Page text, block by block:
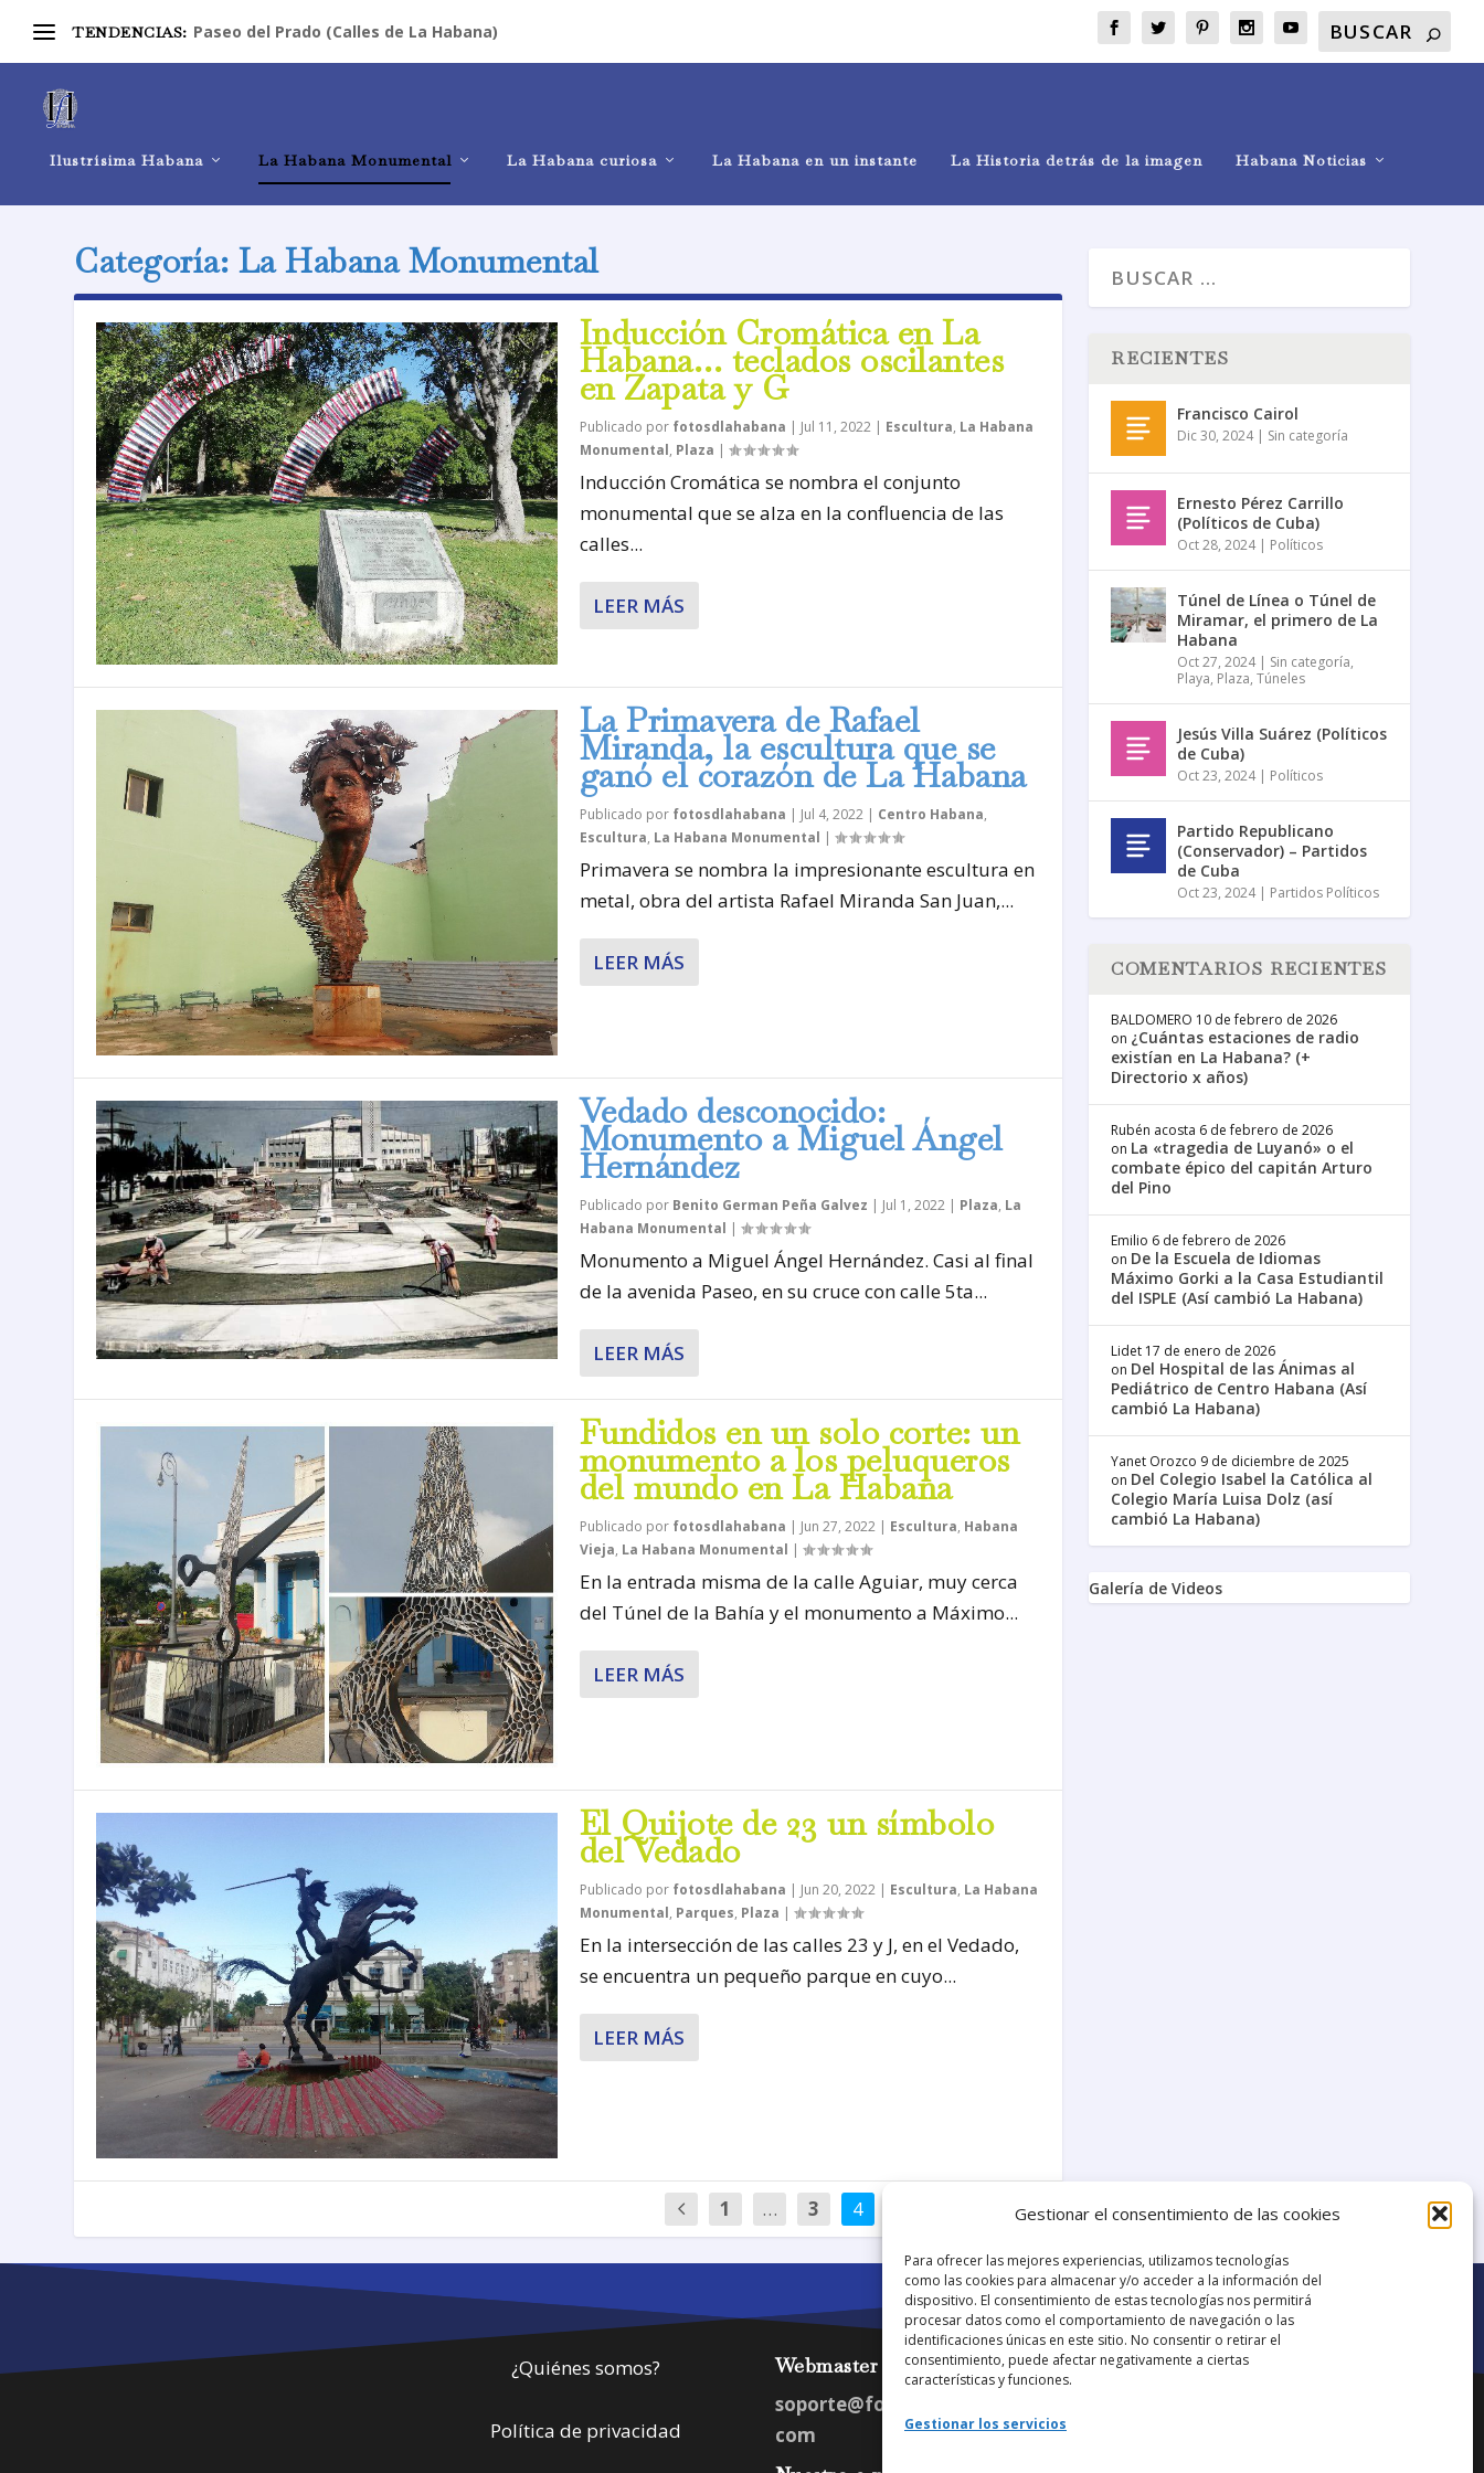
Gestionar el consentimiento de las cookies
Para ofrecer las mejores experiencias, utilizamos tecnologías
como las cookies para almacenar y/o acceder a la información del
dispositivo. El consentimiento de estas tecnologías nos permitirá
procesar datos como el comportamiento de navegación o las
identificaciones únicas en este sitio. No consentir o retirar el
consentimiento, puede afectar negativamente a ciertas
características y funciones.
Gestionar los servicios
TENDENCIAS: Paseo del Prado (Calles de La Habana)
Ilustrísima Habana La Habana Monumental La Habana curiosa La Habana en un instante La Historia detrás de la imagen Habana Noticias
Categoría: La Habana Monumental
Inducción Cromática en La
Habana… teclados oscilantes
en Zapata y G
Publicado por fotosdlahabana | Jul 11, 2022| Escultura, La Habana
Monumental, Plaza |
Inducción Cromática se nombra el conjunto
monumental que se alza en la confluencia de las
calles...
LEER MÁS
La Primavera de Rafael
Miranda, la escultura que se
ganó el corazón de La Habana
Publicado por fotosdlahabana | Jul 4, 2022| Centro Habana,
Escultura, La Habana Monumental |
Primavera se nombra la impresionante escultura en
metal, obra del artista Rafael Miranda San Juan,...
LEER MÁS
Vedado desconocido:
Monumento a Miguel Ángel
Hernández
Publicado por Benito German Peña Galvez | Jul 1, 2022| Plaza, La
Habana Monumental |
Monumento a Miguel Ángel Hernández. Casi al final
de la avenida Paseo, en su cruce con calle 5ta...
LEER MÁS
Fundidos en un solo corte: un
monumento a los peluqueros
del mundo en La Habana
Publicado por fotosdlahabana | Jun 27, 2022| Escultura, Habana
Vieja, La Habana Monumental |
En la entrada misma de la calle Aguiar, muy cerca
del Túnel de la Bahía y el monumento a Máximo...
LEER MÁS
El Quijote de 23 un símbolo
del Vedado
Publicado por fotosdlahabana | Jun 20, 2022| Escultura, La Habana
Monumental, Parques, Plaza |
En la intersección de las calles 23 y J, en el Vedado,
se encuentra un pequeño parque en cuyo...
LEER MÁS
1 … 3 4
RECIENTES
Francisco Cairol
Dic 30, 2024| Sin categoría
Ernesto Pérez Carrillo
(Políticos de Cuba)
Oct 28, 2024| Políticos
Túnel de Línea o Túnel de
Miramar, el primero de La
Habana
Oct 27, 2024| Sin categoría,
Playa, Plaza,Túneles
Jesús Villa Suárez (Políticos
de Cuba)
Oct 23, 2024| Políticos
Partido Republicano
(Conservador) – Partidos
de Cuba
Oct 23, 2024| Partidos Políticos
COMENTARIOS RECIENTES
BALDOMERO 10 de febrero de 2026
on ¿Cuántas estaciones de radio
existían en La Habana? (+
Directorio x años)
Rubén acosta 6 de febrero de 2026
on La «tragedia de Luyanó» o el
combate épico del capitán Arturo
del Pino
Emilio 6 de febrero de 2026
on De la Escuela de Idiomas
Máximo Gorki a la Casa Estudiantil
del ISPLE (Así cambió La Habana)
Lidet 17 de enero de 2026
on Del Hospital de las Ánimas al
Pediátrico de Centro Habana (Así
cambió La Habana)
Yanet Orozco 9 de diciembre de 2025
on Del Colegio Isabel la Católica al
Colegio María Luisa Dolz (así
cambió La Habana)
Galería de Videos
¿Quiénes somos?
Política de privacidad
Webmaster
soporte@fotosdlahabana.
com